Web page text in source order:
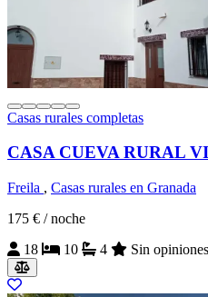
Casas rurales completas
CASA CUEVA RURAL
Freila , Casas rurales en Granada
175 € / noche
18
10 4 Sin opiniones